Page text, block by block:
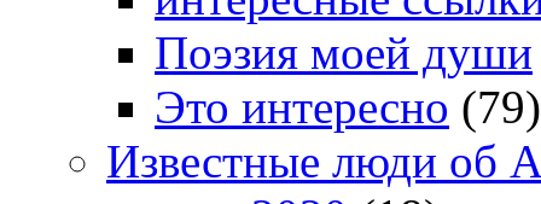
Поэзия моей души
Это интересно (79)
Известные люди об